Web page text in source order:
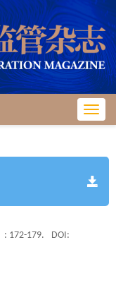
: 172-179.
DOI: